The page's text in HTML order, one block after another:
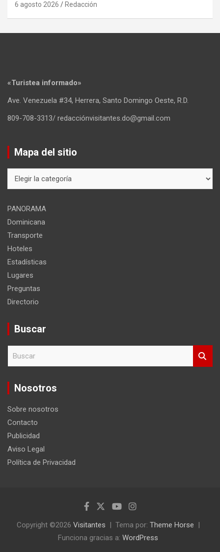
6 agosto 2026 Redacción
«Turistea informado»
Ave. Venezuela #34, Herrera, Santo Domingo Oeste, R.D.
809-708-3313/ redacciónvisitantes.do@gmail.com
Mapa del sitio
del
PANORAMA
Dominicana
Transporte
Hoteles
Estadísticas
Lugares
Preguntas
Directorio
Buscar
c
Nosotros
Sobre nosotros
Contacto
Publicidad
Aviso Legal
Política de Privacidad
Copyright ©2026 Visitantes Tema por: Theme Horse
Funciona gracias a: WordPress